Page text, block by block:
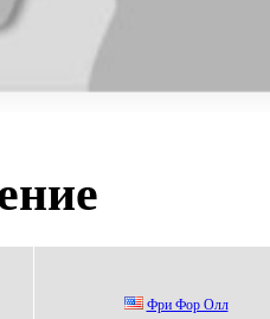
Фpи Фоp Олл